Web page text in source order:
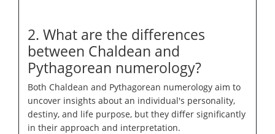
2. What are the differences
between Chaldean and
Pythagorean numerology?
Both Chaldean and Pythagorean numerology aim to
uncover insights about an individual's personality,
destiny, and life purpose, but they differ significantly
in their approach and interpretation.